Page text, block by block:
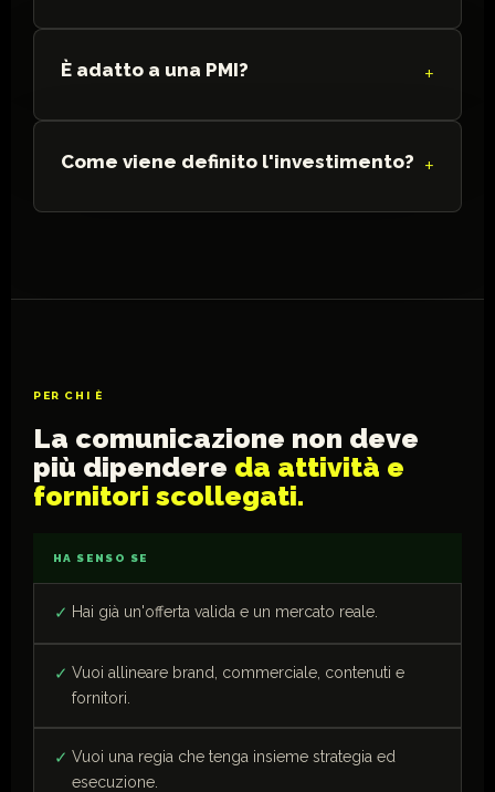
È adatto a una PMI?
Come viene definito l'investimento?
PER CHI È
La comunicazione non deve
più dipendere da attività e
fornitori scollegati.
HA SENSO SE
Hai già un'offerta valida e un mercato reale.
Vuoi allineare brand, commerciale, contenuti e
fornitori.
Vuoi una regia che tenga insieme strategia ed
esecuzione.